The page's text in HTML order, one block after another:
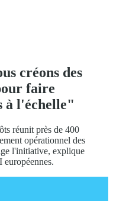
créons des
faire
à l'échelle"
réunit près de 400
opérationnel des
l'initiative, explique